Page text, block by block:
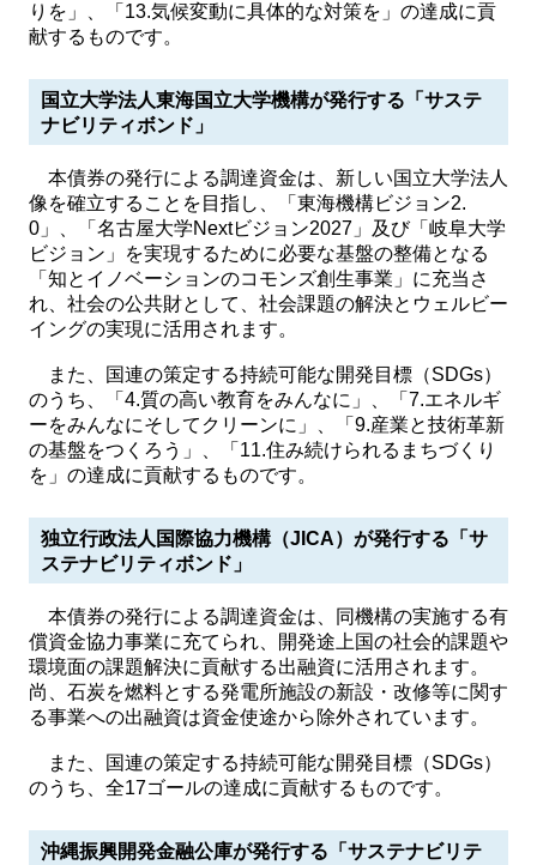
りを」、「13.気候変動に具体的な対策を」の達成に貢
献するものです。
国立大学法人東海国立大学機構が発行する「サステ
ナビリティボンド」
本債券の発行による調達資金は、新しい国立大学法人
像を確立することを目指し、「東海機構ビジョン2.
0」、「名古屋大学Nextビジョン2027」及び「岐阜大学
ビジョン」を実現するために必要な基盤の整備となる
「知とイノベーションのコモンズ創生事業」に充当さ
れ、社会の公共財として、社会課題の解決とウェルビー
イングの実現に活用されます。
また、国連の策定する持続可能な開発目標（SDGs）
のうち、「4.質の高い教育をみんなに」、「7.エネルギ
ーをみんなにそしてクリーンに」、「9.産業と技術革新
の基盤をつくろう」、「11.住み続けられるまちづくり
を」の達成に貢献するものです。
独立行政法人国際協力機構（JICA）が発行する「サ
ステナビリティボンド」
本債券の発行による調達資金は、同機構の実施する有
償資金協力事業に充てられ、開発途上国の社会的課題や
環境面の課題解決に貢献する出融資に活用されます。
尚、石炭を燃料とする発電所施設の新設・改修等に関す
る事業への出融資は資金使途から除外されています。
また、国連の策定する持続可能な開発目標（SDGs）
のうち、全17ゴールの達成に貢献するものです。
沖縄振興開発金融公庫が発行する「サステナビリテ